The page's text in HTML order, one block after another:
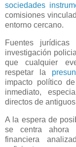
sociedades
comisiones
entorno cercano.
Fuentes
investigación
que cualquier
respetar la
impacto político
inmediato,
directos de
A la espera de
se centra ahora
financiera